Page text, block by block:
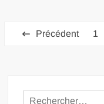
Pagination
Précédent 1